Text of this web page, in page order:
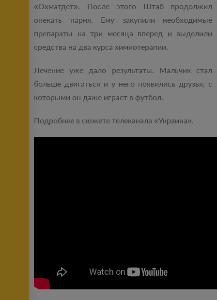
«Охматдет». После этого Штаб продолжил
опекать парня. Ему закупили необходимые
препараты на три месяца вперед и выделили
средства на два курса химиотерапии.
Лечение уже дало результаты. Мальчик стал
больше двигаться и у него появились друзья, с
которыми он даже играет в футбол.
Подробнее в сюжете телеканала «Украина».